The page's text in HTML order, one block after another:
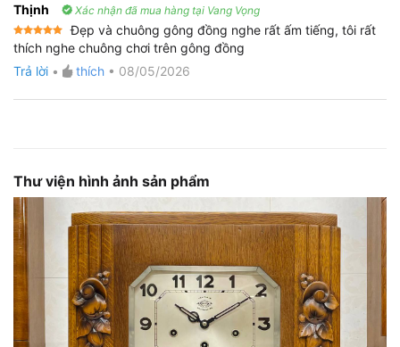
Thịnh Xác nhận đã mua hàng tại Vang Vọng
Được xếp
hạng 5 5
Đẹp và chuông gông đồng nghe rất ấm tiếng, tôi rất
thích nghe chuông chơi trên gông đồng
Trả lời • thích • 08/05/2026
Thư viện hình ảnh sản phẩm